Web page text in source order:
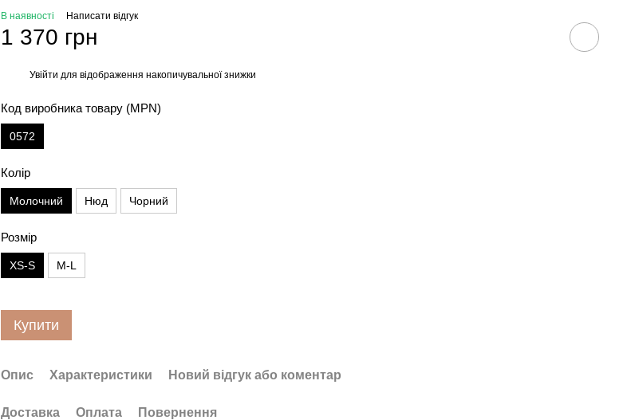
В наявності Написати відгук
1 370 грн
Увійти для відображення накопичувальної знижки
Код виробника товару (MPN)
0572
Колір
Молочний Нюд Чорний
Розмір
XS-S M-L
Купити
Опис Характеристики Новий відгук або коментар
Доставка Оплата Повернення